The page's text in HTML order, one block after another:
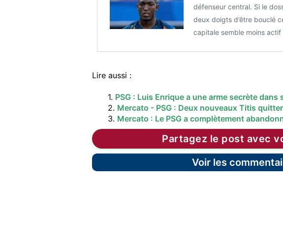
défenseur central. Si le
deux doigts d’être bouclé
capitale semble moins
Lire aussi :
1. PSG : Luis Enrique a une arme secrète dans
2. Mercato - PSG : Deux nouveaux Titis
3. Mercato : Le PSG a complètement
Partagez le post avec
Voir les